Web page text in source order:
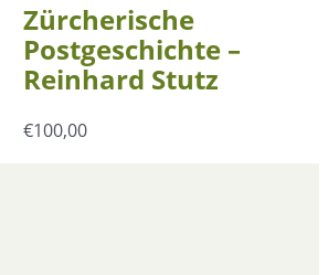
Zürcherische
Postgeschichte –
Reinhard Stutz
€100,00